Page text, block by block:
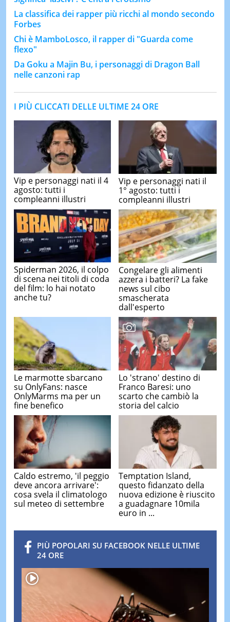
La classifica dei rapper più ricchi al mondo secondo
Forbes
Chi è MamboLosco, il rapper di "Guarda come
flexo"
Da Goku a Majin Bu, i personaggi di Dragon Ball
nelle canzoni rap
I PIÙ CLICCATI DELLE ULTIME 24 ORE
Vip e personaggi nati il 4
agosto: tutti i
compleanni illustri
Vip e personaggi nati il
1° agosto: tutti i
compleanni illustri
Spiderman 2026, il colpo
di scena nei titoli di coda
del film: lo hai notato
anche tu?
Congelare gli alimenti
azzera i batteri? La fake
news sul cibo
smascherata
dall'esperto
Le marmotte sbarcano
su OnlyFans: nasce
OnlyMarms ma per un
fine benefico
Lo 'strano' destino di
Franco Baresi: uno
scarto che cambiò la
storia del calcio
Caldo estremo, 'il peggio
deve ancora arrivare':
cosa svela il climatologo
sul meteo di settembre
Temptation Island,
questo fidanzato della
nuova edizione è riuscito
a guadagnare 10mila
euro in ...
PIÙ POPOLARI SU FACEBOOK NELLE ULTIME
24 ORE